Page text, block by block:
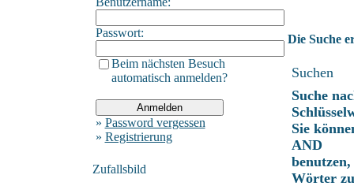
Passwort:
Beim nächsten Besuch
automatisch anmelden?
» Password vergessen
» Registrierung
Zufallsbild
Die Suche
Suchen
Suche
Sie
AND
Wörter zu